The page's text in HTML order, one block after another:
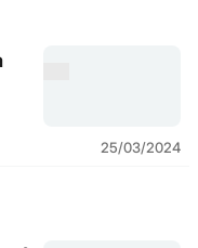
25/03/2024